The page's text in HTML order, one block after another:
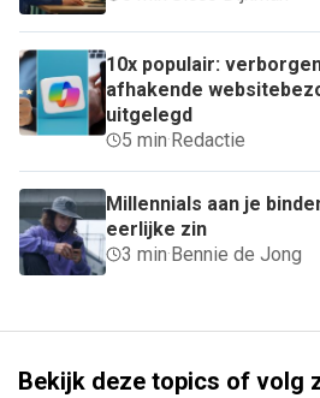
10x populair:
afhakende
uitgelegd
5 min·Redactie
Millennials aan je
eerlijke zin
3 min·Bennie de Jong
Bekijk deze topics of volg